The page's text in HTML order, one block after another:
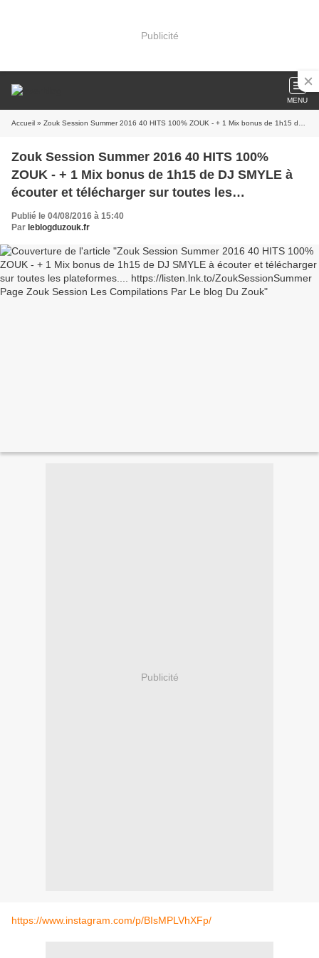
Publicité
MENU
Accueil » Zouk Session Summer 2016 40 HITS 100% ZOUK - + 1 Mix bonus de 1h15 de DJ SMYLE à écouter et télécharger sur toutes les plateformes.... https://listen.lnk.to/ZoukSessionSummer Page Zouk Session Les Compilations Par Le blog Du Zouk
Zouk Session Summer 2016 40 HITS 100%
ZOUK - + 1 Mix bonus de 1h15 de DJ SMYLE à
écouter et télécharger sur toutes les
plateformes....
https://listen.lnk.to/ZoukSessionSummer Page
Zouk Session Les Compilations Par Le blog Du
Zouk
Publié le 04/08/2016 à 15:40
Par leblogduzouk.fr
Publicité
https://www.instagram.com/p/BIsMPLVhXFp/